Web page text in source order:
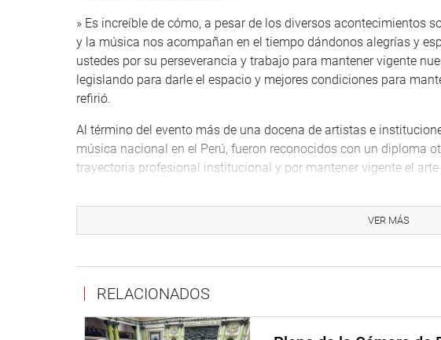
» Es increíble de cómo, a pesar de los diversos acontecimientos
y la música nos acompañan en el tiempo dándonos alegrías y
ustedes por su perseverancia y trabajo para mantener vigente
legislando para darle el espacio y mejores condiciones para
refirió.
Al término del evento más de una docena de artistas e
música nacional en el Perú, fueron reconocidos con un diploma
trayectoria profesional institucional y por mantener vigente el arte
VER MÁS
RELACIONADOS